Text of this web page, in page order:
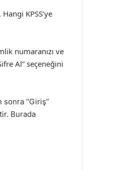
KPSS’ye
numaranızı ve
Al” seçeneğini
“Giriş”
Burada